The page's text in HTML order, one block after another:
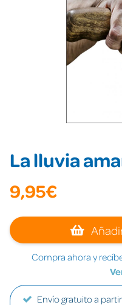
La lluvia
9,95€
Compra ahora y
Envío gratuito a